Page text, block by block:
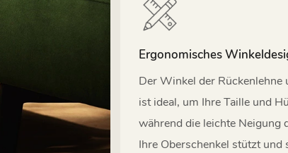
Ergonomisches
Der Winkel der Rückenlehne
ist ideal, um Ihre Taille und
während die leichte Neigung
Ihre Oberschenkel stützt und